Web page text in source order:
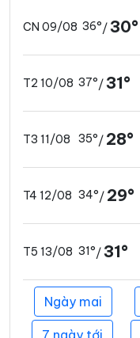
CN 09/08 36°/30°
T2 10/08 37°/31°
T3 11/08 35°/ 28°
T4 12/08 34°/ 29°
T5 13/08 31°/31°
Ngày mai
7 ngày tới